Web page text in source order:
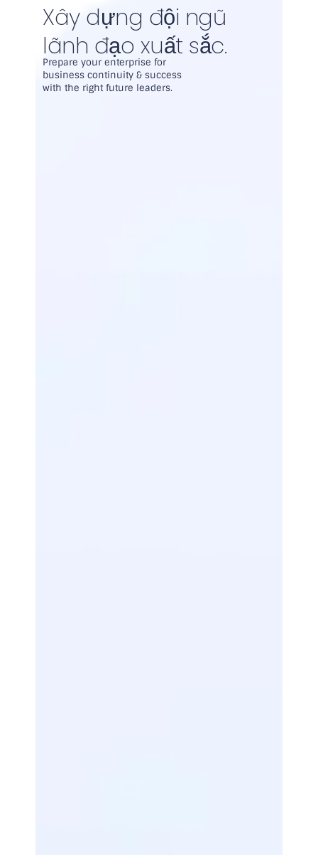
Xây dựng đội ngũ
lãnh đạo xuất sắc.
Prepare your enterprise for
business continuity & success
with the right future leaders.